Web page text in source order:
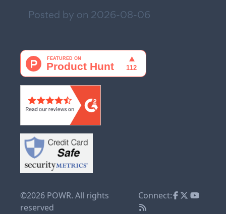
Posted by on 2026-08-06
©2026 POWR. All rights
reserved
Connect: